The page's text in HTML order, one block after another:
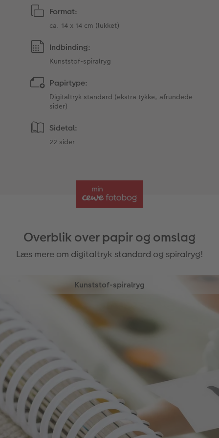
Format:
ca. 14 x 14 cm (lukket)
Indbinding:
Kunststof-spiralryg
Papirtype:
Digitaltryk standard (ekstra tykke, afrundede
sider)
Sidetal:
22 sider
Overblik over papir og omslag
Læs mere om digitaltryk standard og spiralryg!